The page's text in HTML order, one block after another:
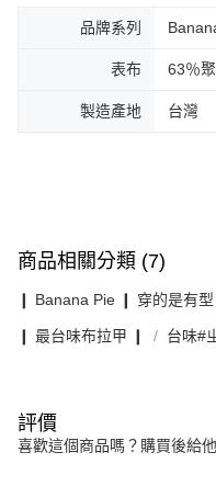
品牌系列
表布 63％
製造產地 台灣
商品相關分類 (7)
❙ Banana Pie ❙ 穿的是有
❙ 最台味布拉甲 ❙ 台味#
評價
喜歡這個商品嗎？購買後給